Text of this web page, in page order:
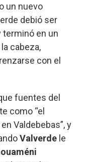
un nuevo
debió ser
terminó en un
cabeza,
con el
fuentes del
como “el
Valdebebas”, y
Valverde le